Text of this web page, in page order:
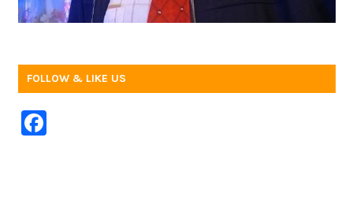
FOLLOW & LIKE US
F